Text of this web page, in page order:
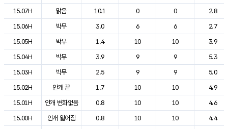
15.07H
맑음 10.1 0 0
2.8
15.06H
박무 3.0 6 6
2.7
15.05H
박무 1.4 10 10
3.9
15.04H
박무 3.9 9 9
5.3
15.03H
박무 2.5 9 9
5.0
15.02H
안개 끝 1.7 10 10
4.9
15.01H
안개 변화없음 0.8 10 10
4.6
15.00H
안개 엷어짐 0.8 10 10
4.4